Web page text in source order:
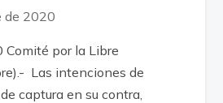
de 2020
por la Libre
Las intenciones de
captura en su contra,